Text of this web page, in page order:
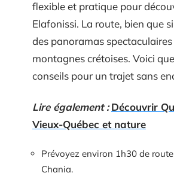
flexible et pratique pour
Elafonissi. La route, bien que
des panoramas spectaculaires
montagnes crétoises. Voici
conseils pour un trajet sans
Lire également : Découvrir
Vieux-Québec et nature
Prévoyez environ 1h30 de
Chania.